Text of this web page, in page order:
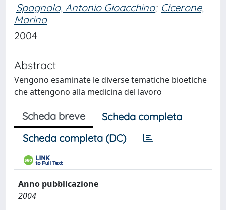
Spagnolo, Antonio Gioacchino; Cicerone,
Marina
2004
Abstract
Vengono esaminate le diverse tematiche bioetiche
che attengono alla medicina del lavoro
Scheda breve
Scheda completa
Scheda completa (DC)
Anno pubblicazione
2004